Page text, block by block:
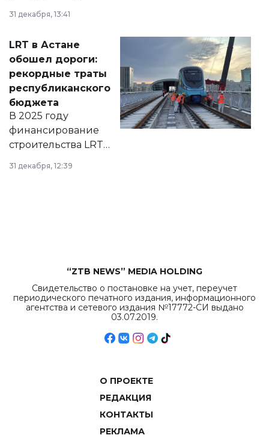
города на 2026–
2028 годы.
документ
появился в базе
нормативных
правовых актов и
на сайте маслихат
города.
31 декабря, 13:41
LRT в Астане
обошел дороги:
рекордные траты
республиканского
бюджета
В 2025 году
финансирование
строительства LRT
в Астане из
республиканского
31 декабря, 12:39
“ZTB NEWS” MEDIA HOLDING
Свидетельство о постановке на учет, переучет
периодического печатного издания, информационного
агентства и сетевого издания №17772-СИ выдано
03.07.2019.
О ПРОЕКТЕ
РЕДАКЦИЯ
КОНТАКТЫ
РЕКЛАМА